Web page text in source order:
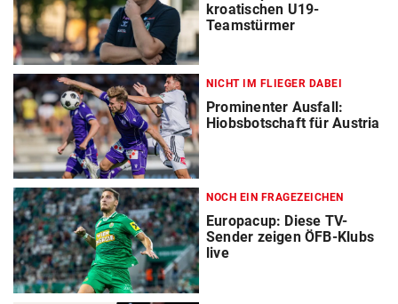
kroatischen U19-
Teamstürmer
NICHT IM FLIEGER DABEI
Prominenter Ausfall:
Hiobsbotschaft für Austria
NOCH EIN FRAGEZEICHEN
Europacup: Diese TV-
Sender zeigen ÖFB-Klubs
live